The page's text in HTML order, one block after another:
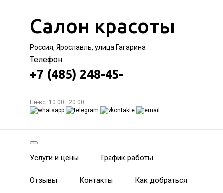
Салон красоты
Россия, Ярославль, улица Гагарина
Телефон:
+7 (485) 248-45-
Пн-вс: 10:00—20:00
Услуги и цены График работы
Отзывы Контакты Как добраться